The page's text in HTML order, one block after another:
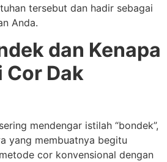
tersebut dan hadir sebagai
Anda.
dan Kenapa
Cor Dak
mendengar istilah “bondek”,
yang membuatnya begitu
cor konvensional dengan